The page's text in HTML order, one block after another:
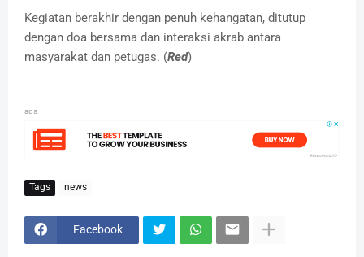
Kegiatan berakhir dengan penuh kehangatan, ditutup
dengan doa bersama dan interaksi akrab antara
masyarakat dan petugas. (Red)
ads
Tags news
Facebook